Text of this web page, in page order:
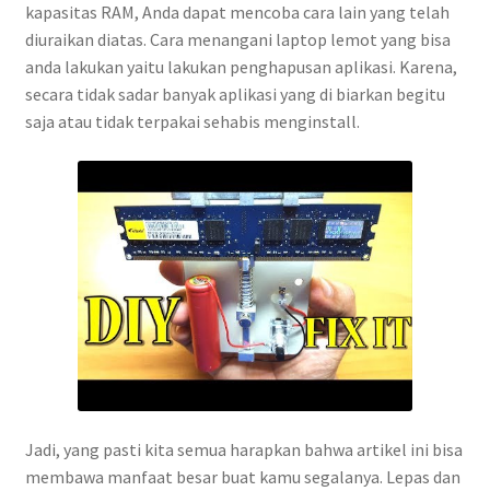
kapasitas RAM, Anda dapat mencoba cara lain yang telah
diuraikan diatas. Cara menangani laptop lemot yang bisa
anda lakukan yaitu lakukan penghapusan aplikasi. Karena,
secara tidak sadar banyak aplikasi yang di biarkan begitu
saja atau tidak terpakai sehabis menginstall.
Jadi, yang pasti kita semua harapkan bahwa artikel ini bisa
membawa manfaat besar buat kamu segalanya. Lepas dan